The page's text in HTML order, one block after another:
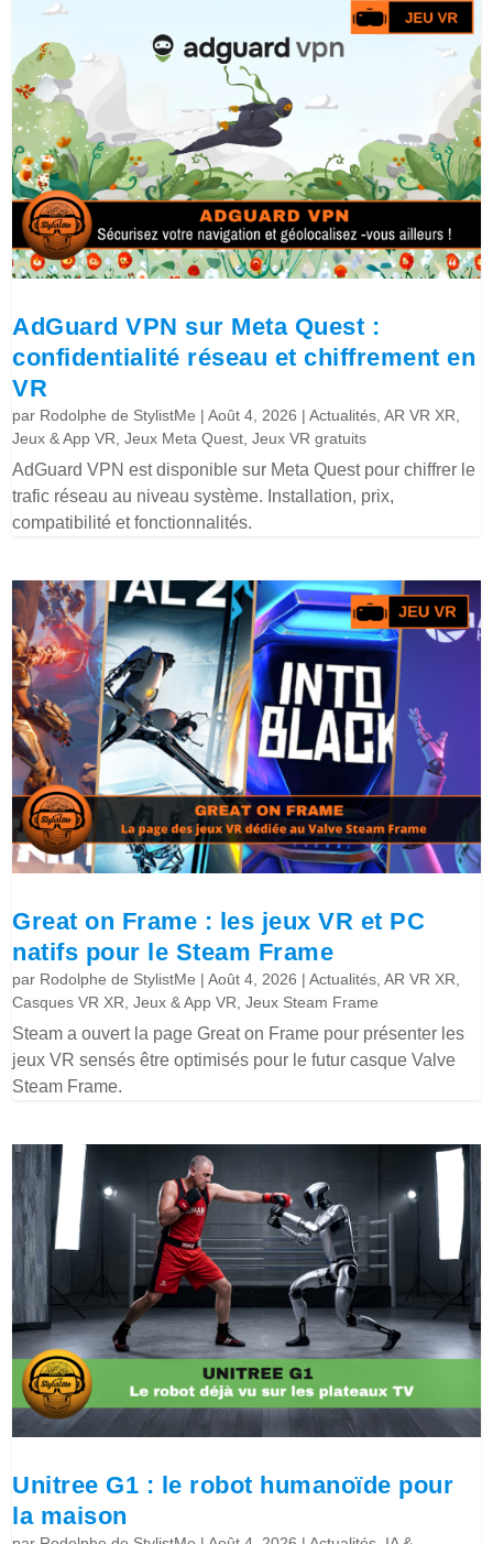
AdGuard VPN sur Meta Quest :
confidentialité réseau et chiffrement en
VR
par Rodolphe de StylistMe |Août 4, 2026 |Actualités ,AR VR XR
Jeux & App VR ,Jeux Meta Quest ,Jeux VR gratuits
AdGuard VPN est disponible sur Meta Quest pour chiffrer le
trafic réseau au niveau système. Installation, prix,
compatibilité et fonctionnalités.
Great on Frame : les jeux VR et PC
natifs pour le Steam Frame
par Rodolphe de StylistMe |Août 4, 2026 |Actualités ,AR VR XR
Casques VR XR ,Jeux & App VR ,Jeux Steam Frame
Steam a ouvert la page Great on Frame pour présenter les
jeux VR sensés être optimisés pour le futur casque Valve
Steam Frame.
Unitree G1 : le robot humanoïde pour
la maison